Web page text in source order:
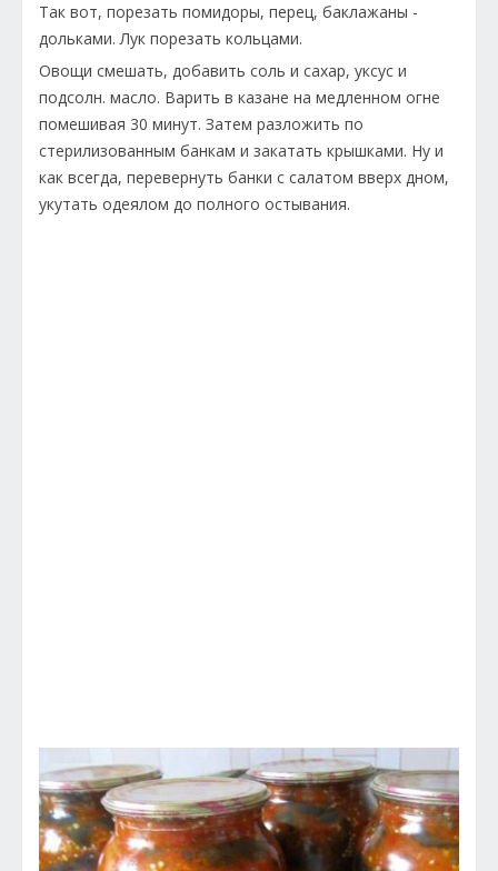
Так вот, порезать помидоры, перец, баклажаны -
дольками. Лук порезать кольцами.
Овощи смешать, добавить соль и сахар, уксус и
подсолн. масло. Варить в казане на медленном огне
помешивая 30 минут. Затем разложить по
стерилизованным банкам и закатать крышками. Ну и
как всегда, перевернуть банки с салатом вверх дном,
укутать одеялом до полного остывания.